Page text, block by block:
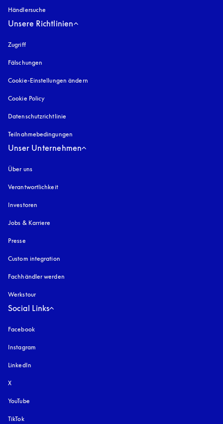
Händlersuche
Unsere Richtlinien
Zugrifföffnet sich in einem neuen Tab
Fälschungen
Cookie-Einstellungen ändern
Cookie Policy
Datenschutzrichtlinie
Teilnahmebedingungen
Unser Unternehmen
Über uns
Verantwortlichkeit
Investoren
Jobs & Karriere
Presse
Custom integration
Fachhändler werden
Werkstour
Social Links
Facebook
Instagram
LinkedIn
X
YouTube
TikTok